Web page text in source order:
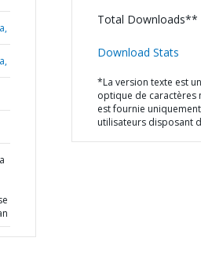
Total Downloads**
Download Stats
*La version texte est
optique de caractères
est fournie
utilisateurs disposant